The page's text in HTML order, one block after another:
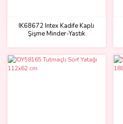
IK68672 Intex Kadife Kaplı
Şişme Minder-Yastık